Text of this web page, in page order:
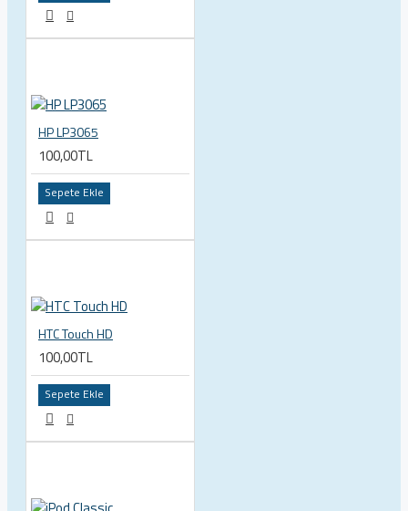
HP LP3065
100,00TL
Sepete Ekle
HTC Touch HD
100,00TL
Sepete Ekle